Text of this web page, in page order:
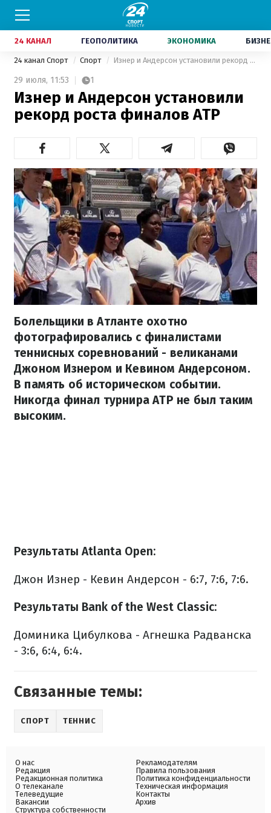
24 КАНАЛ ГЕОПОЛИТИКА ЭКОНОМИКА
24 канал Спорт Спорт Изнер и Андерсон установили рекорд роста финалов АТР
29 июля, 11:53 1
Изнер и Андерсон установили
рекорд роста финалов АТР
Болельщики в Атланте охотно
фотографировались с финалистами
теннисных соревнований - великанами
Джоном Изнером и Кевином Андерсоном.
В память об историческом событии.
Никогда финал турнира АТР не был таким
высоким.
Результаты Atlanta Open:
Джон Изнер - Кевин Андерсон - 6:7, 7:6, 7:6.
Результаты Bank of the West Classic:
Доминика Цибулкова - Агнешка Радванска
- 3:6, 6:4, 6:4.
Связанные темы:
СПОРТ ТЕННИС
О нас
Редакция
Редакционная политика
О телеканале
Телеведущие
Вакансии
Структура собственности
Рекламодателям
Правила пользования
Политика конфиденциальности
Техническая информация
Контакты
Архив